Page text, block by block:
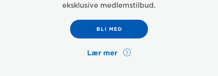
eksklusive medlemstilbud.
BLI MED
Lær mer